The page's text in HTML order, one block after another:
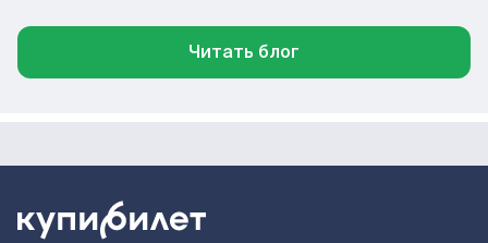
Читать блог